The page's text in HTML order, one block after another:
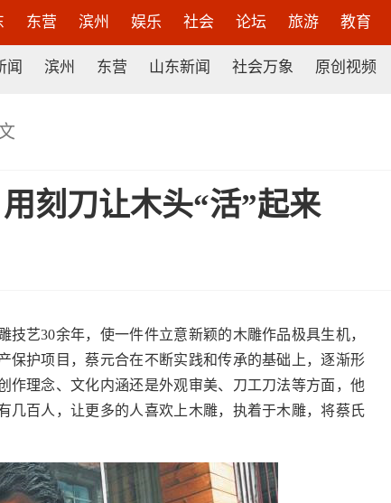
东营 滨州 娱乐 社会 论坛 旅游 教育
闻 滨州 东营 山东新闻 社会万象 原创视频
刻刀让木头“活”起来
30余年，使一件件立意新颖的木雕作品极具生机，
保护项目，蔡元合在不断实践和传承的基础上，逐渐形
作理念、文化内涵还是外观审美、刀工刀法等方面，他
几百人，让更多的人喜欢上木雕，执着于木雕，将蔡氏